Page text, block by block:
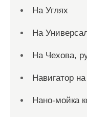
На Углях
На
На Чехова,
Навигатор
Нано-мойка